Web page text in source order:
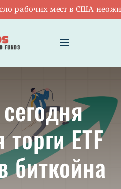
рабочих мест в США
Toggle
Navigation
ETF
биткойна